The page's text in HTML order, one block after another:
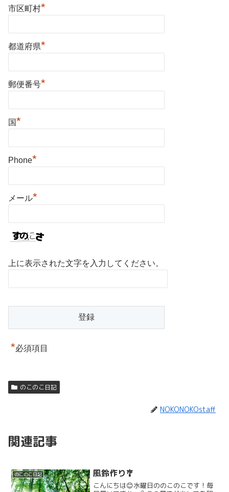
市区町村*
都道府県*
郵便番号*
国*
Phone*
メール*
上に表示された文字を入力してください。
*必須項目
のこのこ日記
NOKONOKOstaff
関連記事
のこのこ日記 風鈴作り🎐
こんにちは😊水曜日ののこのこです！毎